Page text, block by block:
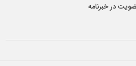
در خبرنامه